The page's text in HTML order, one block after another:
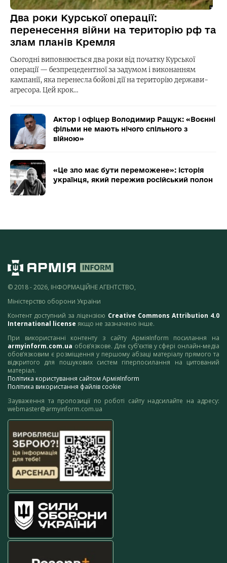
Два роки Курської операції:
перенесення війни на територію рф та
злам планів Кремля
Сьогодні виповнюється два роки від початку Курської
операції — безпрецедентної за задумом і виконанням
кампанії, яка перенесла бойові дії на територію держави-
агресора. Цей крок…
Актор і офіцер Володимир Ращук: «Воєнні
фільми не мають нічого спільного з
війною»
«Це зло має бути переможене»: історія
українця, який пережив російський полон
© 2018 - 2026, ІНФОРМАЦІЙНЕ АГЕНТСТВО,
Міністерство оборони України
Контент доступний за ліцензією Creative Commons Attribution 4.0
International license якщо не зазначено інше.
При використанні контенту з сайту АрміяInform посилання на
armyinform.com.ua обов’язкове. Для суб’єктів у сфері онлайн-медіа
обов’язковим є розміщення у першому абзаці матеріалу прямого та
відкритого для пошукових систем гіперпосилання на цитований
матеріал.
Політика користування сайтом АрміяInform
Політика використання файлів cookie
Зауваження та пропозиції по роботі сайту надсилайте на адресу:
webmaster@armyinform.com.ua